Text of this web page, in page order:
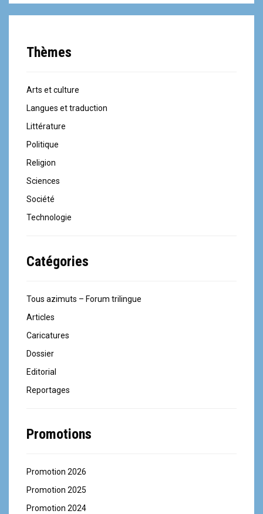
Thèmes
Arts et culture
Langues et traduction
Littérature
Politique
Religion
Sciences
Société
Technologie
Catégories
Tous azimuts – Forum trilingue
Articles
Caricatures
Dossier
Editorial
Reportages
Promotions
Promotion 2026
Promotion 2025
Promotion 2024